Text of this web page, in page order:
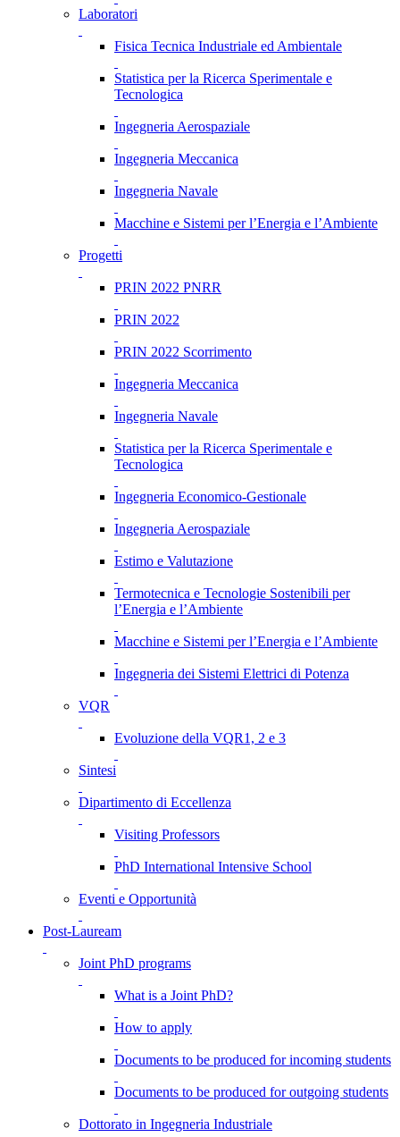
Laboratori
Fisica Tecnica Industriale ed Ambientale
Statistica per la Ricerca Sperimentale e
Tecnologica
Ingegneria Aerospaziale
Ingegneria Meccanica
Ingegneria Navale
Macchine e Sistemi per l’Energia e l’Ambiente
Progetti
PRIN 2022 PNRR
PRIN 2022
PRIN 2022 Scorrimento
Ingegneria Meccanica
Ingegneria Navale
Statistica per la Ricerca Sperimentale e
Tecnologica
Ingegneria Economico-Gestionale
Ingegneria Aerospaziale
Estimo e Valutazione
Termotecnica e Tecnologie Sostenibili per
l’Energia e l’Ambiente
Macchine e Sistemi per l’Energia e l’Ambiente
Ingegneria dei Sistemi Elettrici di Potenza
VQR
Evoluzione della VQR1, 2 e 3
Sintesi
Dipartimento di Eccellenza
Visiting Professors
PhD International Intensive School
Eventi e Opportunità
Post-Lauream
Joint PhD programs
What is a Joint PhD?
How to apply
Documents to be produced for incoming students
Documents to be produced for outgoing students
Dottorato in Ingegneria Industriale